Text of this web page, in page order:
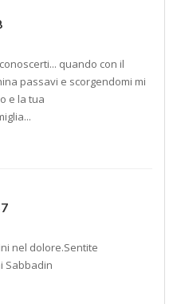
quando con il
passavi e scorgendomi mi
e la tua
nel dolore.Sentite
Sabbadin